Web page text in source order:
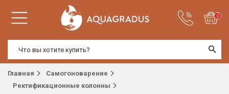
0
Главная
Самогоноварение
Ректификационные колонны